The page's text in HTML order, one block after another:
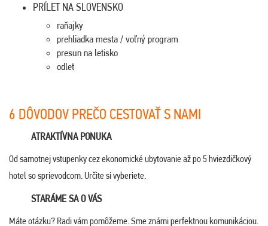
PRÍLET NA SLOVENSKO
raňajky
prehliadka mesta / voľný program
presun na letisko
odlet
6 DÔVODOV PREČO CESTOVAŤ S NAMI
ATRAKTÍVNA PONUKA
Od samotnej vstupenky cez ekonomické ubytovanie až po 5 hviezdičkový
hotel so sprievodcom. Určite si vyberiete.
STARÁME SA O VÁS
Máte otázku? Radi vám pomôžeme. Sme známi perfektnou komunikáciou.